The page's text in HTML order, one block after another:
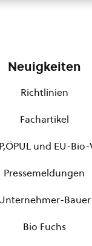
Neuigkeiten
Richtlinien
Fachartikel
und EU-
Pressemeldungen
Bauer
Bio Fuchs